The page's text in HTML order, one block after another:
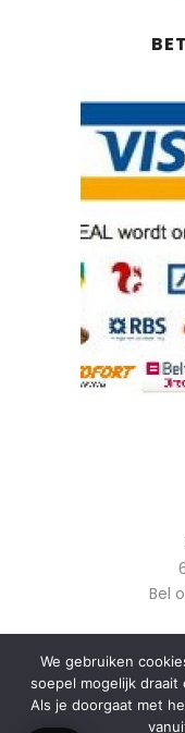
Bel
Of
We gebruiken
soepel mogelijk
Als je doorgaat met